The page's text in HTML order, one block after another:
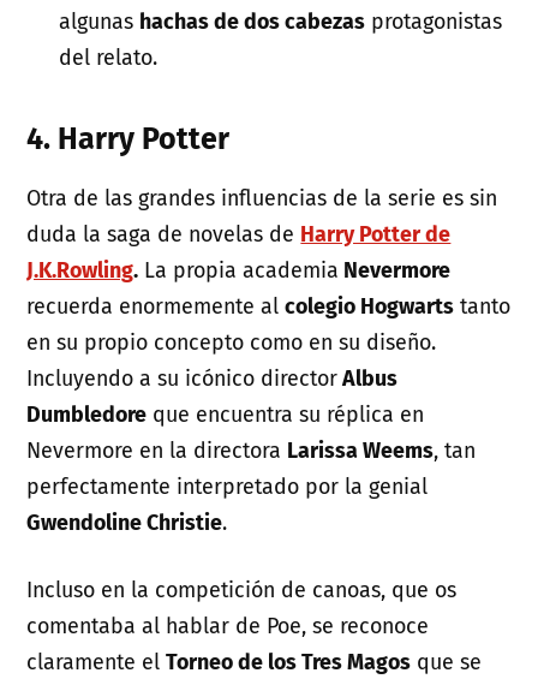
algunas hachas de dos cabezas protagonistas
del relato.
4. Harry Potter
Otra de las grandes influencias de la serie es sin
duda la saga de novelas de Harry Potter de
J.K.Rowling. La propia academia Nevermore
recuerda enormemente alcolegio Hogwarts tanto
en su propio concepto como en su diseño.
Incluyendo a su icónico directorAlbus
Dumbledore que encuentra su réplica en
Nevermore en la directora Larissa Weems, tan
perfectamente interpretado por la genial
Gwendoline Christie.
Incluso en la competición de canoas, que os
comentaba al hablar de Poe, se reconoce
claramente elTorneo de los Tres Magos que se